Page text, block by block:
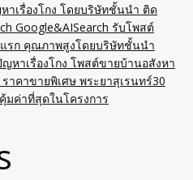
เรื่องโกง โดยบริษัทชั้นนำ ติด
Google&AISearch รับโพสต์
รก คุณภาพสูงโดยบริษัทชั้นนำ
หาเรื่องโกง โพสต์ขายบ้านอสังหา
าคาขายพิเศษ พระยาสุเรนทร์30
ค่าที่สุดในโครงการ